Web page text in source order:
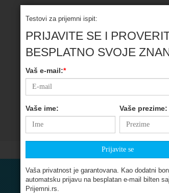
Testovi za prijemni ispit:
PRIJAVITE SE I
BESPLATNO SVOJE
Vaš e-mail:*
Vaše ime: Vaše prezime:
Vaša privatnost je garantovana. Kao dodatni
automatsku prijavu na besplatan e-mail bilten
Prijemni.rs.